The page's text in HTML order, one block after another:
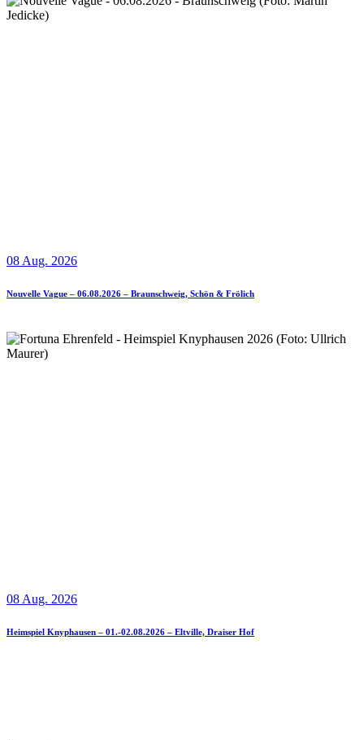
08 Aug. 2026
Nouvelle Vague – 06.08.2026 – Braunschweig, Schön & Frölich
08 Aug. 2026
Heimspiel Knyphausen – 01.-02.08.2026 – Eltville, Draiser Hof